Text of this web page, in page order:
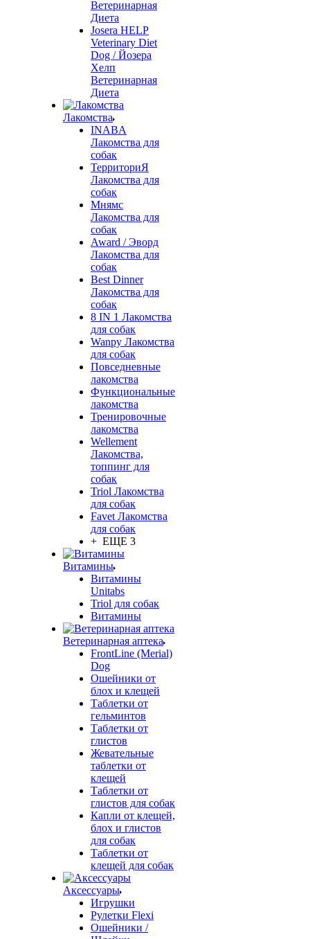
Ветеринарная
Диета
Josera HELP
Veterinary Diet
Dog / Йозера
Хелп
Ветеринарная
Диета
Лакомства
INABA
Лакомства для
собак
ТерриториЯ
Лакомства для
собак
Мнямс
Лакомства для
собак
Award / Эворд
Лакомства для
собак
Best Dinner
Лакомства для
собак
8 IN 1 Лакомства
для собак
Wanpy Лакомства
для собак
Повседневные
лакомства
Функциональные
лакомства
Тренировочные
лакомства
Wellement
Лакомства,
топпинг для
собак
Triol Лакомства
для собак
Favet Лакомства
для собак
+ ЕЩЕ 3
Витамины
Витамины
Unitabs
Triol для собак
Витамины
Ветеринарная аптека
FrontLine (Merial)
Dog
Ошейники от
блох и клещей
Таблетки от
гельминтов
Таблетки от
глистов
Жевательные
таблетки от
клещей
Таблетки от
глистов для собак
Капли от клещей,
блох и глистов
для собак
Таблетки от
клещей для собак
Аксессуары
Игрушки
Рулетки Flexi
Ошейники /